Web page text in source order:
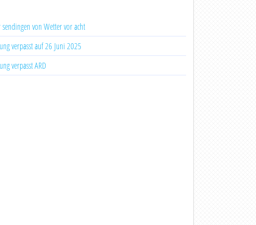
von Wetter vor acht
verpasst auf 26 Juni 2025
verpasst ARD